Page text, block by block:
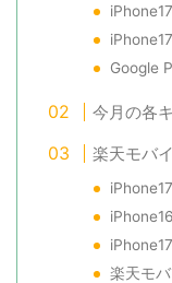
Google
今月の各
楽天モバ
楽天モ